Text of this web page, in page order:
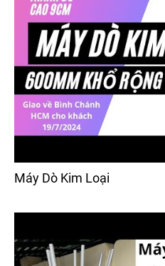
Máy Dò Kim Loại